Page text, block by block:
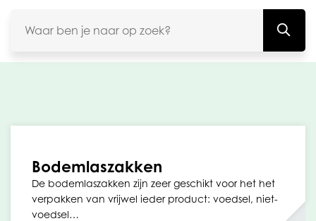
Bodemlaszakken
De bodemlaszakken zijn zeer geschikt voor het het
verpakken van vrijwel ieder product: voedsel, niet-
voedsel…